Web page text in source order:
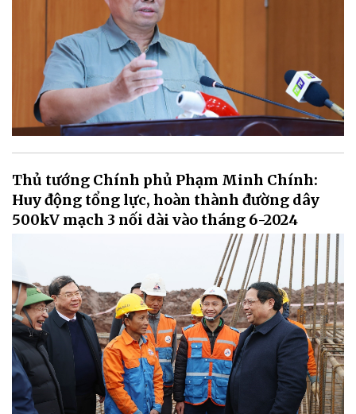
Thủ tướng Chính phủ Phạm Minh Chính:
Huy động tổng lực, hoàn thành đường dây
500kV mạch 3 nối dài vào tháng 6-2024